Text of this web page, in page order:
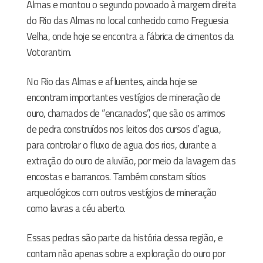
Almas e montou o segundo povoado à margem direita
do Rio das Almas no local conhecido como Freguesia
Velha, onde hoje se encontra a fábrica de cimentos da
Votorantim.
No Rio das Almas e afluentes, ainda hoje se
encontram importantes vestígios de mineração de
ouro, chamados de “encanados”, que são os arrimos
de pedra construídos nos leitos dos cursos d’agua,
para controlar o fluxo de agua dos rios, durante a
extração do ouro de aluvião, por meio da lavagem das
encostas e barrancos. Também constam sítios
arqueológicos com outros vestígios de mineração
como lavras a céu aberto.
Essas pedras são parte da história dessa região, e
contam não apenas sobre a exploração do ouro por